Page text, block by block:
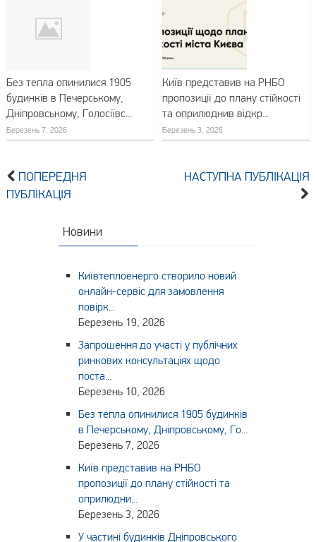
Без тепла опинилися 1905
будинків в Печерському,
Дніпровському, Голосіївс...
Березень 7, 2026
Київ представив на РНБО
пропозиції до плану стійкості
та оприлюднив відкр...
Березень 3, 2026
ПОПЕРЕДНЯ
ПУБЛІКАЦІЯ
НАСТУПНА ПУБЛІКАЦІЯ
Новини
Київтеплоенерго створило новий
онлайн-сервіс для замовлення
повірк...
Березень 19, 2026
Запрошення до участі у публічних
ринкових консультаціях щодо
поста...
Березень 10, 2026
Без тепла опинилися 1905 будинків
в Печерському, Дніпровському, Го...
Березень 7, 2026
Київ представив на РНБО
пропозиції до плану стійкості та
оприлюдни...
Березень 3, 2026
У частині будинків Дніпровського